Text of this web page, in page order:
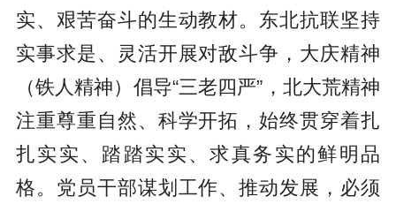
实、艰苦奋斗的生动教材。东北抗联坚持
实事求是、灵活开展对敌斗争，大庆精神
（铁人精神）倡导“三老四严”，北大荒精神
注重尊重自然、科学开拓，始终贯穿着扎
扎实实、踏踏实实、求真务实的鲜明品
格。党员干部谋划工作、推动发展，必须